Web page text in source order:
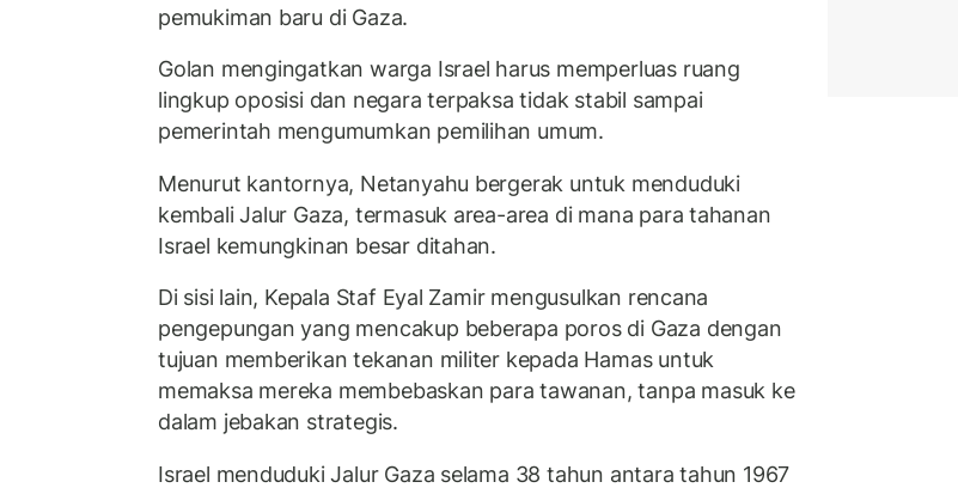
pemukiman baru di Gaza.
Golan mengingatkan warga Israel harus memperluas ruang
lingkup oposisi dan negara terpaksa tidak stabil sampai
pemerintah mengumumkan pemilihan umum.
Menurut kantornya, Netanyahu bergerak untuk menduduki
kembali Jalur Gaza, termasuk area-area di mana para tahanan
Israel kemungkinan besar ditahan.
Di sisi lain, Kepala Staf Eyal Zamir mengusulkan rencana
pengepungan yang mencakup beberapa poros di Gaza dengan
tujuan memberikan tekanan militer kepada Hamas untuk
memaksa mereka membebaskan para tawanan, tanpa masuk ke
dalam jebakan strategis.
Israel menduduki Jalur Gaza selama 38 tahun antara tahun 1967